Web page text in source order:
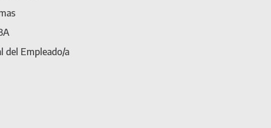
del Empleado/a